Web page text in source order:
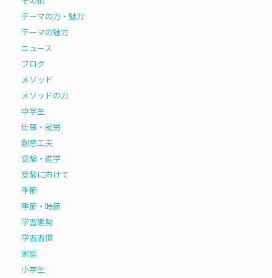
テーマの力・魅力
テーマの魅力
ニュース
ブログ
メソッド
メソッドの力
中学生
仕事・就労
創意工夫
受験・進学
受験に向けて
季節
季節・時節
学習態勢
学習習慣
家庭
小学生